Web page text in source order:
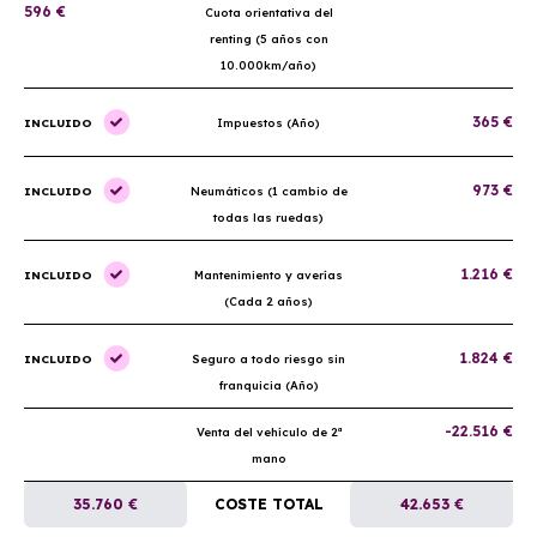
596 €
Cuota orientativa del
renting (5 años con
10.000km/año)
INCLUIDO Impuestos (Año) 365 €
INCLUIDO
Neumáticos (1 cambio de
todas las ruedas)
973 €
INCLUIDO
Mantenimiento y averías
(Cada 2 años)
1.216 €
INCLUIDO
Seguro a todo riesgo sin
franquicia (Año)
1.824 €
Venta del vehículo de 2ª
mano
-22.516 €
35.760 € COSTE TOTAL 42.653 €